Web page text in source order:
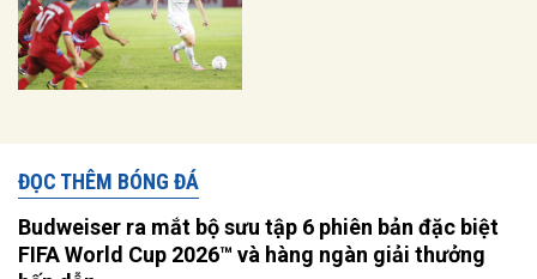
ĐỌC THÊM BÓNG ĐÁ
Budweiser ra mắt bộ sưu tập 6 phiên bản đặc biệt
FIFA World Cup 2026™ và hàng ngàn giải thưởng